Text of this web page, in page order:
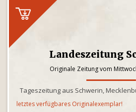
Landeszeitung
Originale Zeitung vom
Tageszeitung aus Schwerin,
letztes verfügbares Originalexemplar!